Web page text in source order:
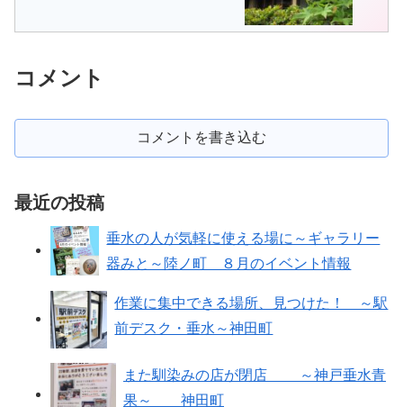
コメント
コメントを書き込む
最近の投稿
垂水の人が気軽に使える場に～ギャラリー
器みと～陸ノ町 ８月のイベント情報
作業に集中できる場所、見つけた！ ～駅
前デスク・垂水～神田町
また馴染みの店が閉店 ～神戸垂水青
果～ 神田町